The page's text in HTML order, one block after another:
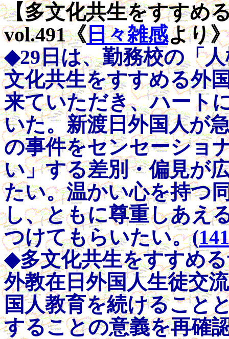
【多文化共生をすすめ
vol.491《日々雑感より
◆29日は、勤務校の「
文化共生をすすめる外
来ていただき、ハート
いた。新渡日外国人が
の事件をセンセーショ
い」する差別・偏見が
たい。温かい心を持つ
し、ともに尊重しあえ
つけてもらいたい。(
◆多文化共生をすすめ
外教在日外国人生徒交
国人教育を続けること
することの意義を再確